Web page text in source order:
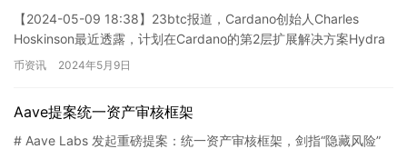
【2024-05-09 18:38】23btc报道，Cardano创始人Charles
Hoskinson最近透露，计划在Cardano的第2层扩展解决方案Hydra
上搭载20世纪…
币资讯 2024年5月9日
Aave提案统一资产审核框架
# Aave Labs 发起重磅提案：统一资产审核框架，剑指“隐藏风险”